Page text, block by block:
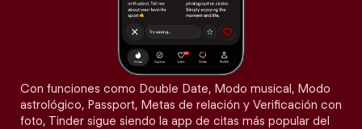
Con funciones como Double Date, Modo musical, Modo
astrológico, Passport, Metas de relación y Verificación con
foto, Tinder sigue siendo la app de citas más popular del